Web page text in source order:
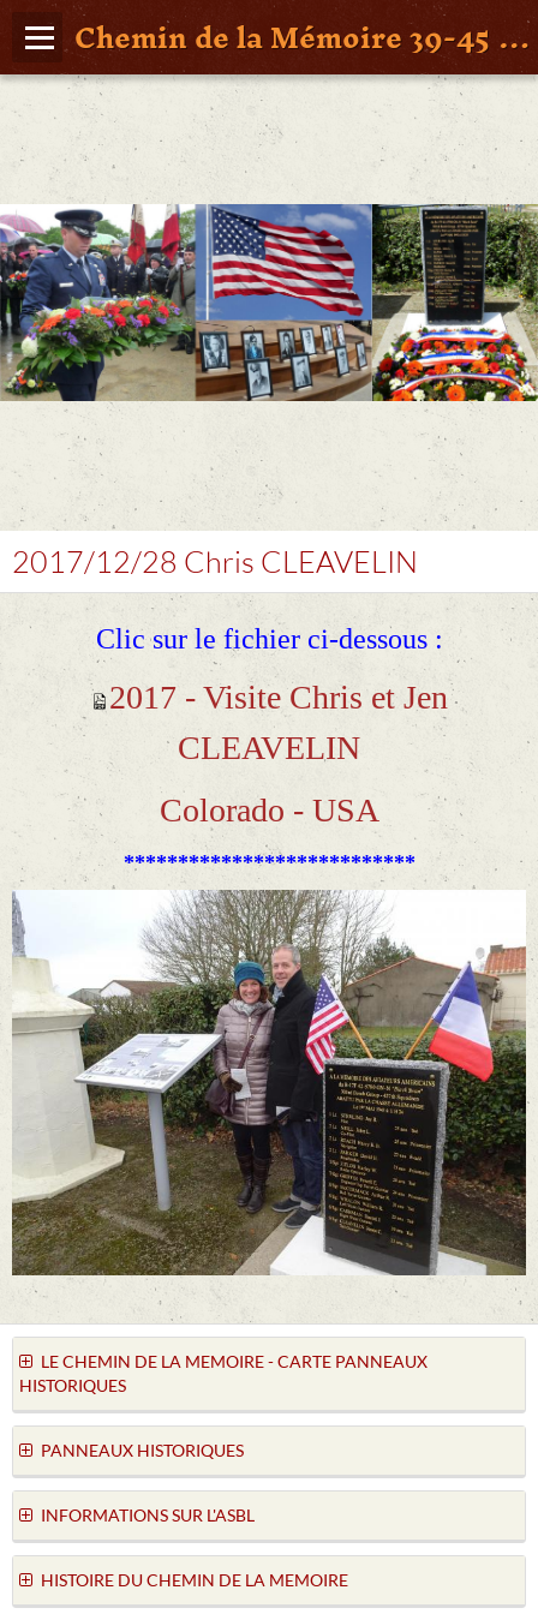
Chemin de la Mémoire 39-45 en Pays de Retz
Page d'accueil
Agenda
Album Photos
Vidéos
Poche St Nazaire
Contact
FAITS DE GUERRE
Figures Marquantes
2017/12/28 Chris CLEAVELIN
Clic sur le fichier ci-dessous :
2017 - Visite Chris et Jen
CLEAVELIN
Colorado - USA
***************************
LE CHEMIN DE LA MEMOIRE - CARTE PANNEAUX
HISTORIQUES
PANNEAUX HISTORIQUES
INFORMATIONS SUR L'ASBL
HISTOIRE DU CHEMIN DE LA MEMOIRE